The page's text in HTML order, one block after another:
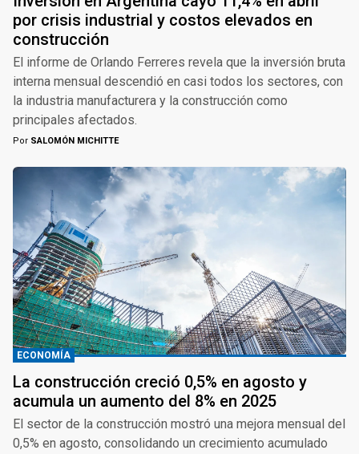
por crisis industrial y costos elevados en
construcción
El informe de Orlando Ferreres revela que la inversión bruta
interna mensual descendió en casi todos los sectores, con
la industria manufacturera y la construcción como
principales afectados.
Por SALOMÓN MICHITTE
ECONOMÍA
La construcción creció 0,5% en agosto y
acumula un aumento del 8% en 2025
El sector de la construcción mostró una mejora mensual del
0,5% en agosto, consolidando un crecimiento acumulado